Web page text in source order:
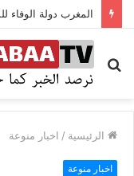
المغرب دولة الوفاء
بحث
عن
الرئيسية / اخبار منوعة
اخبار منوعة